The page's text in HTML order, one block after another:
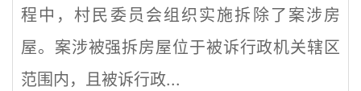
程中，村民委员会组织实施拆除了案涉房
屋。案涉被强拆房屋位于被诉行政机关辖区
范围内，且被诉行政...